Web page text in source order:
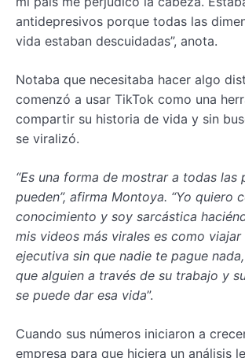
antidepresivos porque todas las
vida estaban descuidadas”, anota.
Notaba que necesitaba hacer algo
comenzó a usar TikTok como una
compartir su historia de vida y sin
se viralizó.
“Es una forma de mostrar a todas las
pueden”, afirma Montoya. “Yo quiero
conocimiento y soy sarcástica
mis videos más virales es como viajar
ejecutiva sin que nadie te pague
que alguien a través de su trabajo y
se puede dar esa vida”.
Cuando sus números iniciaron a
empresa para que hiciera un análisis